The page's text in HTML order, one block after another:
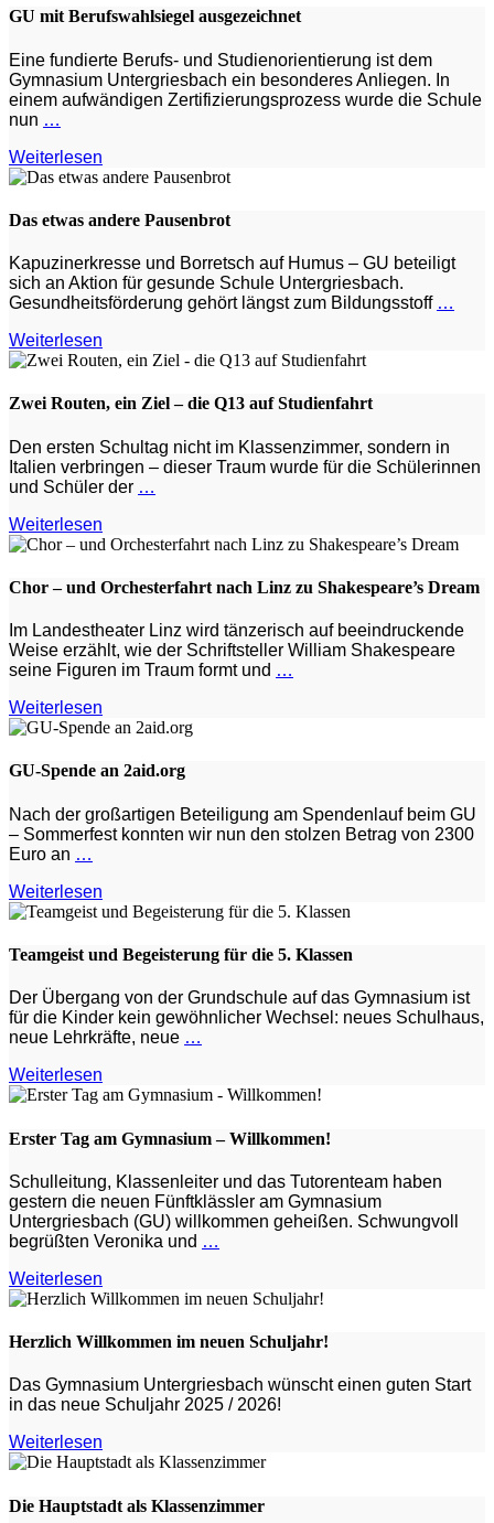
GU mit Berufswahlsiegel ausgezeichnet
Eine fundierte Berufs- und Studienorientierung ist dem
Gymnasium Untergriesbach ein besonderes Anliegen. In
einem aufwändigen Zertifizierungsprozess wurde die Schule
nun …
Weiterlesen
Das etwas andere Pausenbrot
Kapuzinerkresse und Borretsch auf Humus – GU beteiligt
sich an Aktion für gesunde Schule Untergriesbach.
Gesundheitsförderung gehört längst zum Bildungsstoff …
Weiterlesen
Zwei Routen, ein Ziel – die Q13 auf Studienfahrt
Den ersten Schultag nicht im Klassenzimmer, sondern in
Italien verbringen – dieser Traum wurde für die Schülerinnen
und Schüler der …
Weiterlesen
Chor – und Orchesterfahrt nach Linz zu Shakespeare’s Dream
Im Landestheater Linz wird tänzerisch auf beeindruckende
Weise erzählt, wie der Schriftsteller William Shakespeare
seine Figuren im Traum formt und …
Weiterlesen
GU-Spende an 2aid.org
Nach der großartigen Beteiligung am Spendenlauf beim GU
– Sommerfest konnten wir nun den stolzen Betrag von 2300
Euro an …
Weiterlesen
Teamgeist und Begeisterung für die 5. Klassen
Der Übergang von der Grundschule auf das Gymnasium ist
für die Kinder kein gewöhnlicher Wechsel: neues Schulhaus,
neue Lehrkräfte, neue …
Weiterlesen
Erster Tag am Gymnasium – Willkommen!
Schulleitung, Klassenleiter und das Tutorenteam haben
gestern die neuen Fünftklässler am Gymnasium
Untergriesbach (GU) willkommen geheißen. Schwungvoll
begrüßten Veronika und …
Weiterlesen
Herzlich Willkommen im neuen Schuljahr!
Das Gymnasium Untergriesbach wünscht einen guten Start
in das neue Schuljahr 2025 / 2026!
Weiterlesen
Die Hauptstadt als Klassenzimmer